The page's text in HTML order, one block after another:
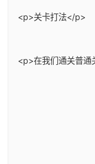
<p>关卡打法</p>
<p>在我们通关普通